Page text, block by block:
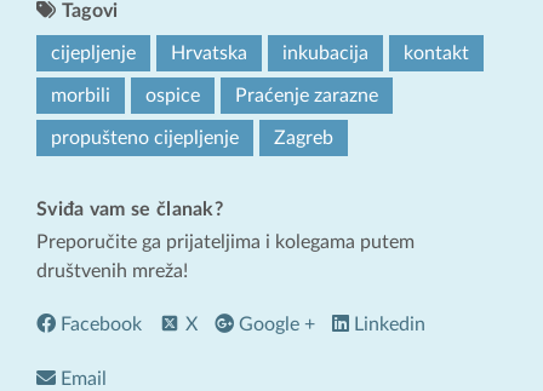
Tagovi
cijepljenje Hrvatska inkubacija kontakt
morbili ospice Praćenje zarazne
propušteno cijepljenje Zagreb
Sviđa vam se članak?
Preporučite ga prijateljima i kolegama putem
društvenih mreža!
Facebook X Google + Linkedin
Email